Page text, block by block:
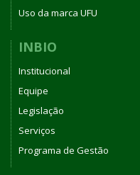
Uso da marca UFU
INBIO
Institucional
Equipe
Legislação
Serviços
Programa de Gestão